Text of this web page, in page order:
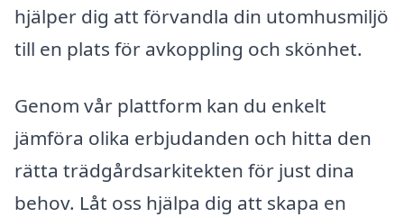
hjälper dig att förvandla din utomhusmiljö
till en plats för avkoppling och skönhet.
Genom vår plattform kan du enkelt
jämföra olika erbjudanden och hitta den
rätta trädgårdsarkitekten för just dina
behov. Låt oss hjälpa dig att skapa en